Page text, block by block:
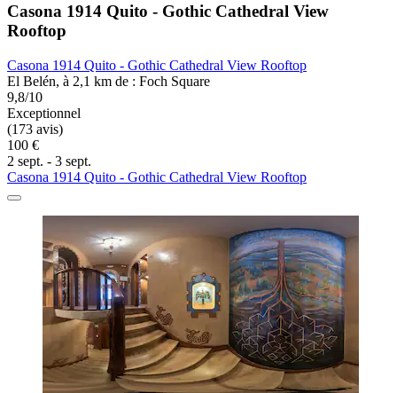
Casona 1914 Quito - Gothic Cathedral View
Rooftop
Casona 1914 Quito - Gothic Cathedral View Rooftop
El Belén, à 2,1 km de : Foch Square
9,8/10
Exceptionnel
(173 avis)
100 €
2 sept. - 3 sept.
Casona 1914 Quito - Gothic Cathedral View Rooftop